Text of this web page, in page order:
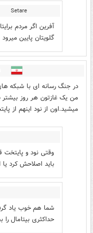
Setare
آفرین اگر مردم
گلویتان پایین میرود
در جنگ رسانه ای با شبکه
من یک غازتون هر روز
میشید.اون از نود اینهم از
وقتی نود و پایتخت
باید اصلاحش کرد
شما هم خوب یاد
حداکثری بیتامال را